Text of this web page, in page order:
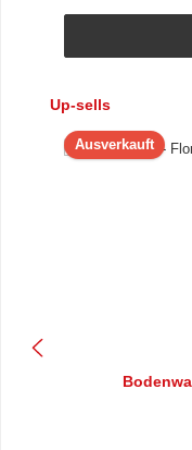
Produktgalerie
Up-sells
Ausverkauft